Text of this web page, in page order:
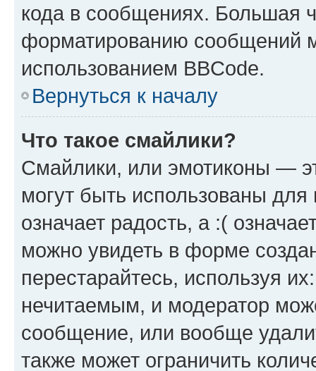
кода в сообщениях. Большая
форматированию сообщений
использованием BBCode.
Вернуться к началу
Что такое смайлики?
Смайлики, или эмотиконы —
могут быть использованы
означает радость, а :(
можно увидеть в форме
перестарайтесь, используя
нечитаемым, и модератор
сообщение, или вообще
также может ограничить